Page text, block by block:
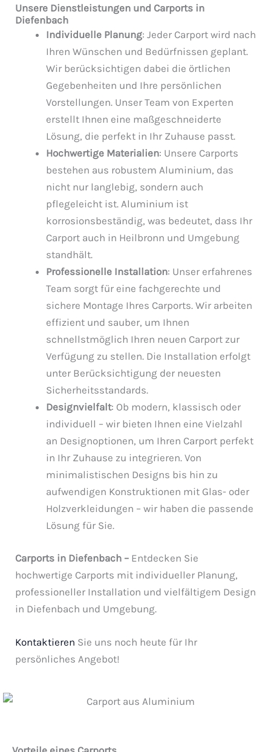
Unsere Dienstleistungen und Carports in
Diefenbach
Individuelle Planung: Jeder Carport wird nach
Ihren Wünschen und Bedürfnissen geplant.
Wir berücksichtigen dabei die örtlichen
Gegebenheiten und Ihre persönlichen
Vorstellungen. Unser Team von Experten
erstellt Ihnen eine maßgeschneiderte
Lösung, die perfekt in Ihr Zuhause passt.
Hochwertige Materialien: Unsere Carports
bestehen aus robustem Aluminium, das
nicht nur langlebig, sondern auch
pflegeleicht ist. Aluminium ist
korrosionsbeständig, was bedeutet, dass Ihr
Carport auch in Heilbronn und Umgebung
standhält.
Professionelle Installation: Unser erfahrenes
Team sorgt für eine fachgerechte und
sichere Montage Ihres Carports. Wir arbeiten
effizient und sauber, um Ihnen
schnellstmöglich Ihren neuen Carport zur
Verfügung zu stellen. Die Installation erfolgt
unter Berücksichtigung der neuesten
Sicherheitsstandards.
Designvielfalt: Ob modern, klassisch oder
individuell – wir bieten Ihnen eine Vielzahl
an Designoptionen, um Ihren Carport perfekt
in Ihr Zuhause zu integrieren. Von
minimalistischen Designs bis hin zu
aufwendigen Konstruktionen mit Glas- oder
Holzverkleidungen – wir haben die passende
Lösung für Sie.
Carports in Diefenbach – Entdecken Sie
hochwertige Carports mit individueller Planung,
professioneller Installation und vielfältigem Design
in Diefenbach und Umgebung.
Kontaktieren Sie uns noch heute für Ihr
persönliches Angebot!